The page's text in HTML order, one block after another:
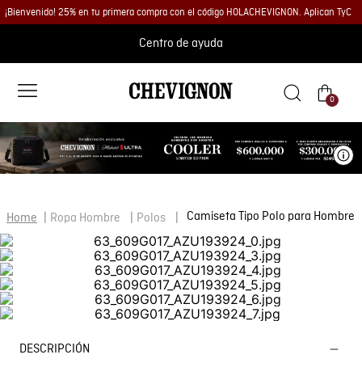
¡Bienvenido! 25% en tu primera compra con el código HOLACHEVIGNON. Aplican TyC
Centro de ayuda
0
Ropa Hombre Polos Camiseta Tipo Polo para Hombre
DESCRIPCIÓN